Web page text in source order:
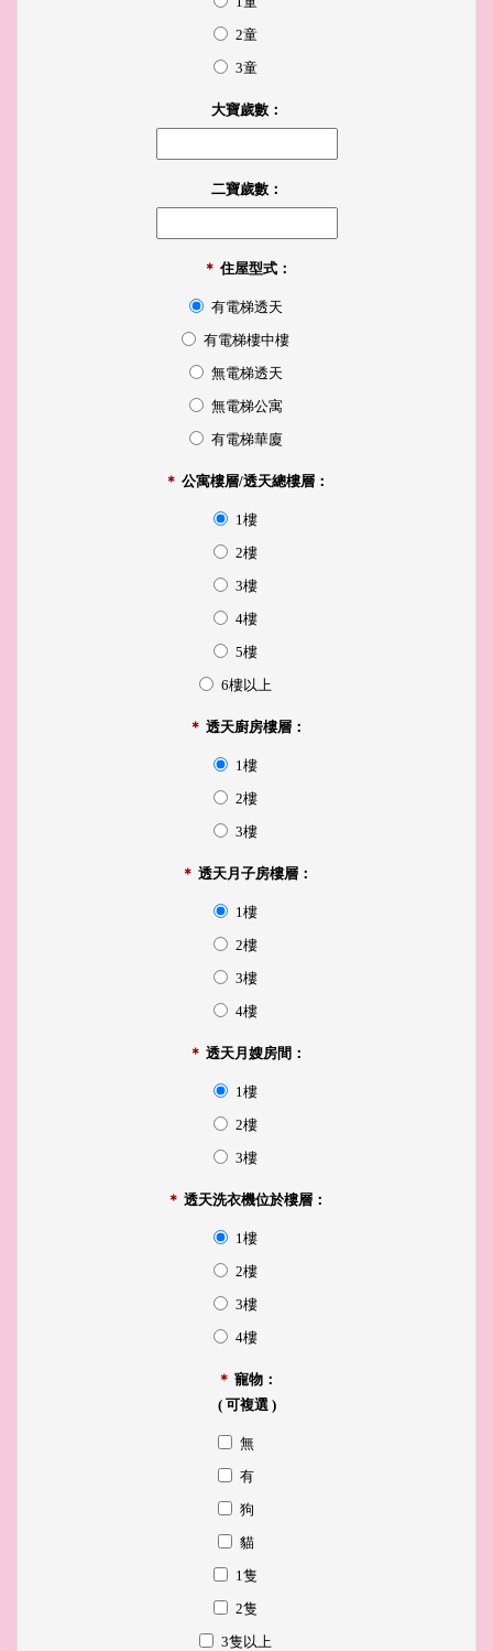
2童
3童
大寶歲數：
二寶歲數：
＊ 住屋型式：
有電梯透天
有電梯樓中樓
無電梯透天
無電梯公寓
有電梯華廈
＊ 公寓樓層/透天總樓層：
1樓
2樓
3樓
4樓
5樓
6樓以上
＊ 透天廚房樓層：
1樓
2樓
3樓
＊ 透天月子房樓層：
1樓
2樓
3樓
4樓
＊ 透天月嫂房間：
1樓
2樓
3樓
＊ 透天洗衣機位於樓層：
1樓
2樓
3樓
4樓
＊ 寵物：
( 可複選 )
無
有
狗
貓
1隻
2隻
3隻以上